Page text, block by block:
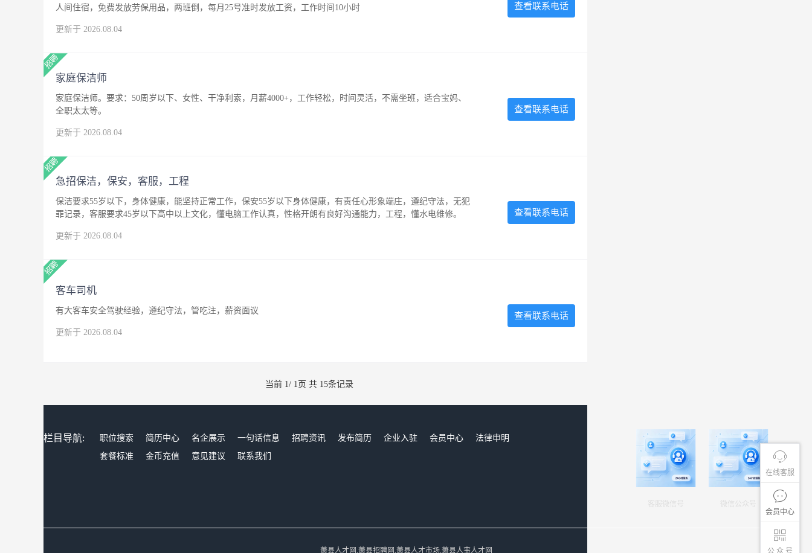
在线客服
会员中心
公 众 号
人间住宿，免费发放劳保用品，两班倒，每月25号准时发放工资，工作时间10小时
更新于 2026.08.04
查看联系电话
家庭保洁师
家庭保洁师。要求：50周岁以下、女性、干净利索，月薪4000+，工作轻松，时间灵活，不需坐班，适合宝妈、
全职太太等。
更新于 2026.08.04
查看联系电话
急招保洁，保安，客服，工程
保洁要求55岁以下，身体健康，能坚持正常工作，保安55岁以下身体健康，有责任心形象端庄，遵纪守法，无犯
罪记录，客服要求45岁以下高中以上文化，懂电脑工作认真，性格开朗有良好沟通能力，工程，懂水电维修。
更新于 2026.08.04
查看联系电话
客车司机
有大客车安全驾驶经验，遵纪守法，管吃注，薪资面议
更新于 2026.08.04
查看联系电话
当前 1/ 1页 共 15条记录
栏目导航: 职位搜索 简历中心 名企展示 一句话信息 招聘资讯 发布简历 企业入驻 会员中心
法律申明
套餐标准
金币充值 意见建议 联系我们
客服微信号
萧县人才网,萧县招聘网,萧县人才市场,萧县人事人才网